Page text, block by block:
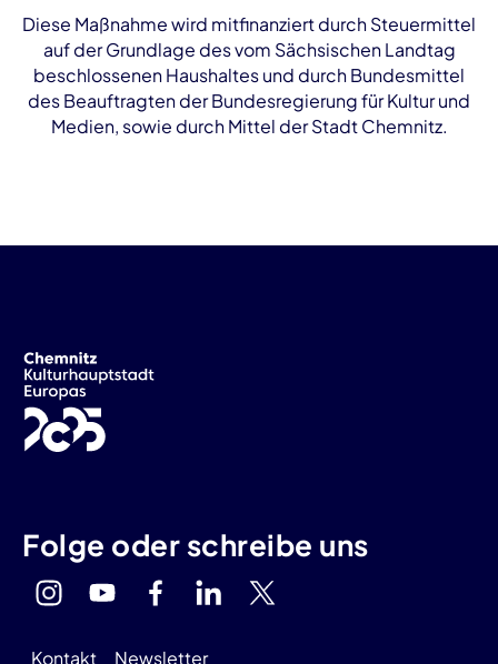
Diese Maßnahme wird mitfinanziert durch Steuermittel
auf der Grundlage des vom Sächsischen Landtag
beschlossenen Haushaltes und durch Bundesmittel
des Beauftragten der Bundesregierung für Kultur und
Medien, sowie durch Mittel der Stadt Chemnitz.
Folge oder schreibe uns
Kontakt Newsletter